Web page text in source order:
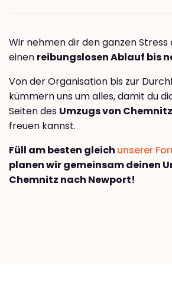
Wir nehmen dir den ganzen
einen reibungslosen Ablauf bis
Von der Organisation bis zur
kümmern uns um alles, damit du
Seiten des Umzugs von
freuen kannst.
Füll am besten gleich unserer
planen wir gemeinsam deinen
Chemnitz nach Newport!